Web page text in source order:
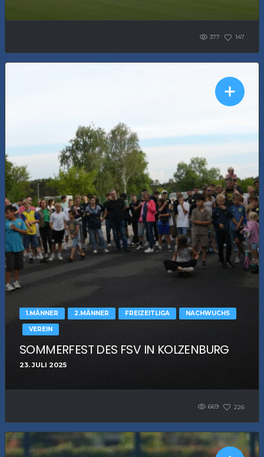
377 147
1.MÄNNER 2.MÄNNER FREIZEITLIGA NACHWUCHS
VEREIN
SOMMERFEST DES FSV IN KOLZENBURG
23. JULI 2025
669 226